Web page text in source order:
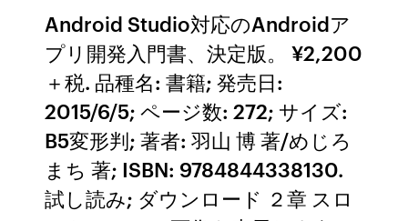
Android Studio対応のAndroidア
プリ開発入門書、決定版。 ¥2,200
＋税. 品種名: 書籍; 発売日:
2015/6/5; ページ数: 272; サイズ:
B5変形判; 著者: 羽山 博 著/めじろ
まち 著; ISBN: 9784844338130.
試し読み; ダウンロード ２章 スロ